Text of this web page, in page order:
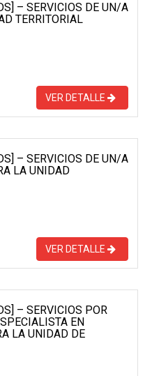
– SERVICIOS DE UN/A
TERRITORIAL
VER DETALLE
– SERVICIOS DE UN/A
LA UNIDAD
VER DETALLE
– SERVICIOS POR
EN
LA UNIDAD DE